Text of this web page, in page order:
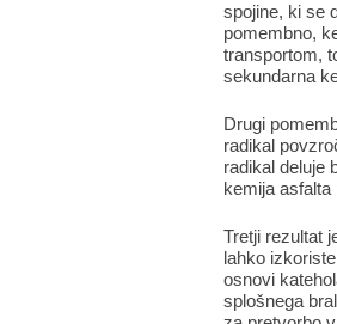
spojine, ki se
pomembno,
transportom,
sekundarna
Drugi
radikal
radikal deluje
kemija
Tretji rezultat
lahko
osnovi
splošnega